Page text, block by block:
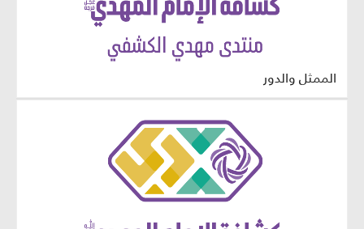
الممثل والدور